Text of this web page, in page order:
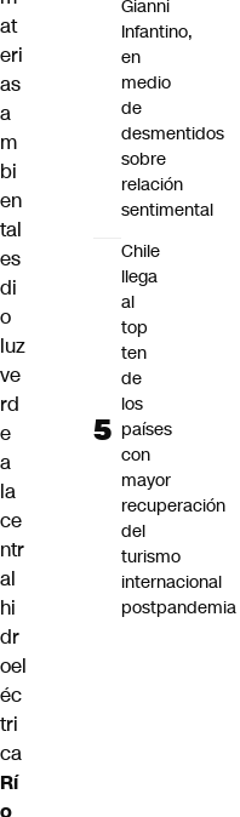
at
eri
as
a
m
bi
en
tal
es
di
o
luz
ve
rd
e
a
la
ce
ntr
al
hi
dr
oel
éc
tri
ca
Rí
o
Gianni
Infantino,
en
medio
de
desmentidos
sobre
relación
sentimental
Chile
llega
al
top
ten
de
los
países
con
mayor
recuperación
del
turismo
internacional
postpandemia